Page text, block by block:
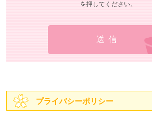
を押してください。
プライバシーポリシー